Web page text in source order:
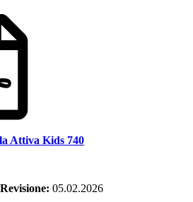
Attiva Kids 740
Revisione: 05.02.2026